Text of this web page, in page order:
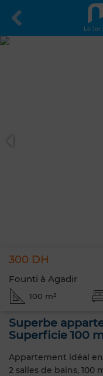
Le
300 DH
Founti à Agadir
100 m²
Superbe
Superficie 100
Appartement idéal en
2 salles de bains, 100